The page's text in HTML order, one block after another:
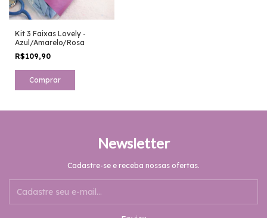
Kit 3 Faixas Lovely -
Azul/Amarelo/Rosa
R$109,90
Newsletter
Cadastre-se e receba nossas ofertas.